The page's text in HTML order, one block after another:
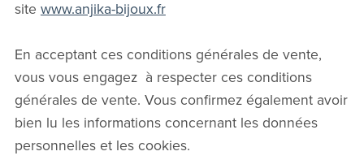
site www.anjika-bijoux.fr
En acceptant ces conditions générales de vente,
vous vous engagez à respecter ces conditions
générales de vente. Vous confirmez également avoir
bien lu les informations concernant les données
personnelles et les cookies.